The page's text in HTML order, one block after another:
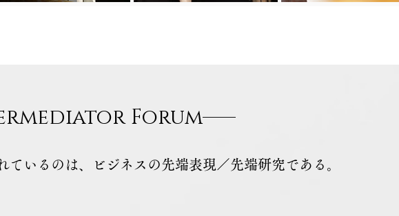
Forum——
ているのは、ビジネスの先端表現／先端研究である。